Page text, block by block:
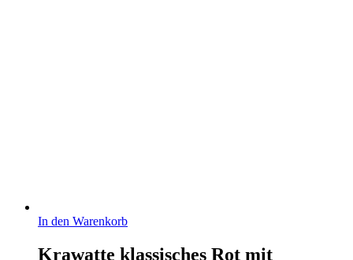
In den Warenkorb
Krawatte klassisches Rot mit